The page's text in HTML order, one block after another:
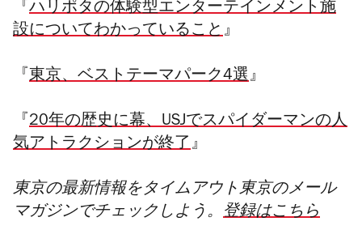
『 ハリポタの体験型エンターテインメント施
設についてわかっていること』
『 東京、ベストテーマパーク4選』
『 20年の歴史に幕、USJでスパイダーマンの人
気アトラクションが終了』
東京の最新情報をタイムアウト東京のメール
マガジンでチェックしよう。 登録はこちら